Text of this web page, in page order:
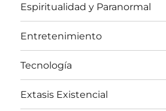
Espiritualidad y Paranormal
Entretenimiento
Tecnología
Extasis Existencial